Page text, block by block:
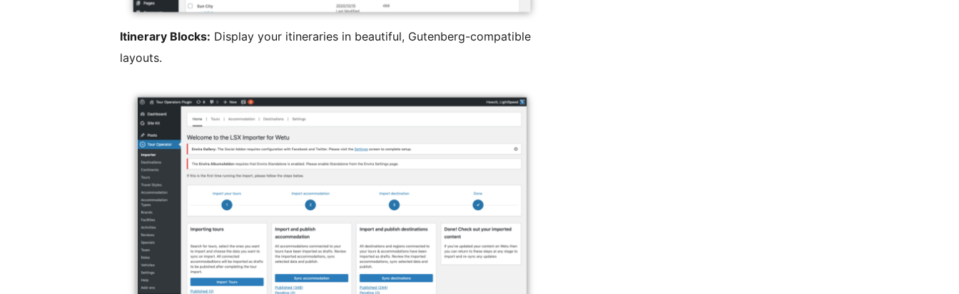
Itinerary Blocks: Display your itineraries in beautiful, Gutenberg-compatible
layouts.